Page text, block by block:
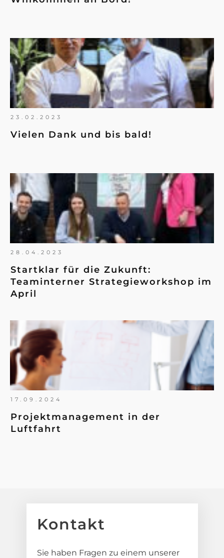
23.02.2023
Vielen Dank und bis bald!
28.04.2023
Startklar für die Zukunft:
Teaminterner Strategieworkshop im
April
17.09.2024
Projektmanagement in der
Luftfahrt
Kontakt
Sie haben Fragen zu einem unserer